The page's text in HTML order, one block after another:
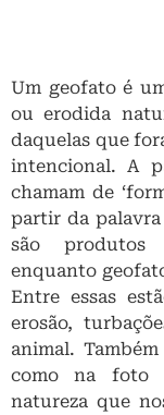
Um geofato é
ou erodida
daquelas que
intencional. A
chamam de
partir da
são produtos
enquanto
Entre essas
erosão,
animal.
como na foto
natureza que